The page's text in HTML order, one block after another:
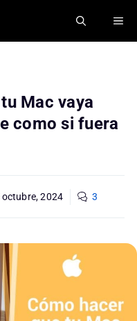
Mac vaya
como si fuera
octubre, 2024 3